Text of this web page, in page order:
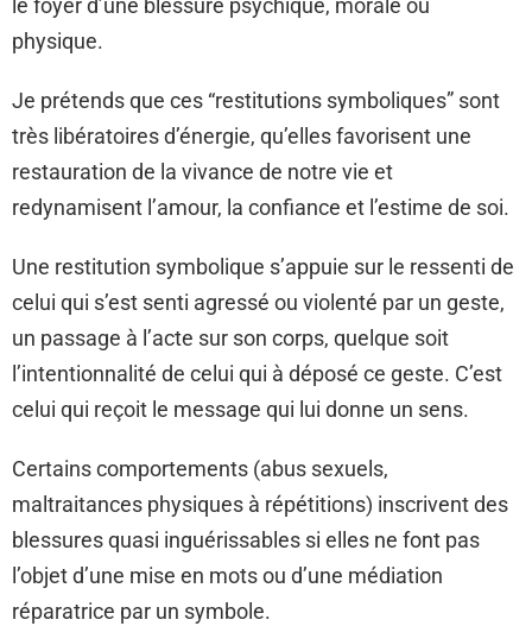
le foyer d’une blessure psychique, morale ou
physique.
Je prétends que ces “restitutions symboliques” sont
très libératoires d’énergie, qu’elles favorisent une
restauration de la vivance de notre vie et
redynamisent l’amour, la confiance et l’estime de soi.
Une restitution symbolique s’appuie sur le ressenti de
celui qui s’est senti agressé ou violenté par un geste,
un passage à l’acte sur son corps, quelque soit
l’intentionnalité de celui qui à déposé ce geste. C’est
celui qui reçoit le message qui lui donne un sens.
Certains comportements (abus sexuels,
maltraitances physiques à répétitions) inscrivent des
blessures quasi inguérissables si elles ne font pas
l’objet d’une mise en mots ou d’une médiation
réparatrice par un symbole.